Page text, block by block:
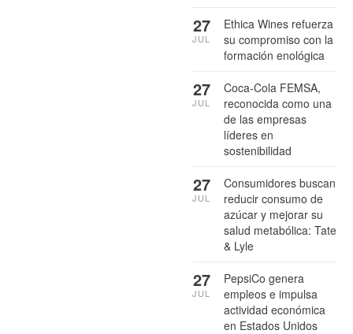
Ethica Wines refuerza
su compromiso con la
formación enológica
27
JUL
Coca-Cola FEMSA,
reconocida como una
de las empresas
líderes en
sostenibilidad
27
JUL
Consumidores buscan
reducir consumo de
azúcar y mejorar su
salud metabólica: Tate
& Lyle
27
JUL
PepsiCo genera
empleos e impulsa
actividad económica
en Estados Unidos
27
JUL